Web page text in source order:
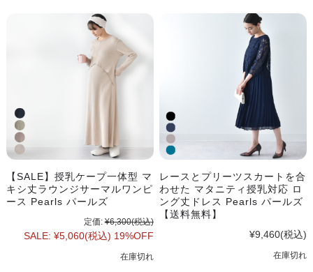
【SALE】授乳ケープ一体型 マ
キシ丈ラウンジサーマルワンピ
ース Pearls パールズ
定価: ¥6,300(税込)
SALE: ¥5,060(税込) 19%OFF
在庫切れ
レースとプリーツスカートを合
わせた マタニティ授乳対応 ロ
ング丈ドレス Pearls パールズ
【送料無料】
¥9,460(税込)
在庫切れ